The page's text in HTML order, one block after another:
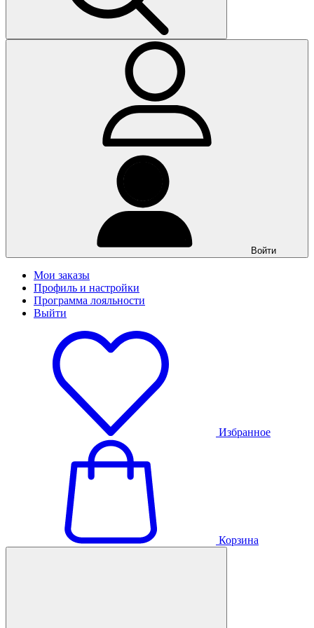
Войти
Мои заказы
Профиль и настройки
Программа лояльности
Выйти
Избранное
Корзина